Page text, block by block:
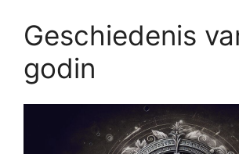
Geschiedenis
godin